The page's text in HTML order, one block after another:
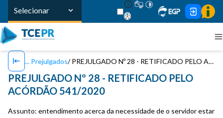
Selecionar
Prejulgados PREJULGADO Nº 28 - RETIFICADO PELO ACÓRDÃO 541/2020
PREJULGADO Nº 28 - RETIFICADO PELO
ACÓRDÃO 541/2020
Assunto: entendimento acerca da necessidade de o servidor estar